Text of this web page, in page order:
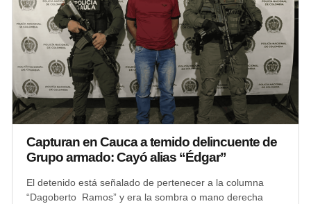
Capturan en Cauca a temido delincuente de
Grupo armado: Cayó alias “Édgar”
El detenido está señalado de pertenecer a la columna
“Dagoberto Ramos” y era la sombra o mano derecha